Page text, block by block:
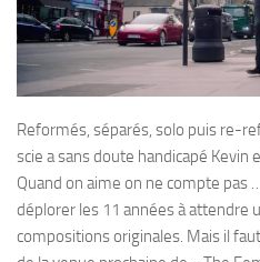
Reformés, séparés, solo puis re-
scie a sans doute handicapé Kevin
Quand on aime on ne compte pas
déplorer les 11 années à attendre
compositions originales. Mais il